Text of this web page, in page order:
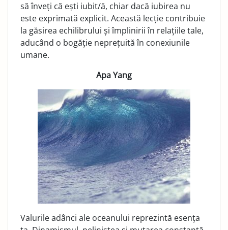
să înveți că ești iubit/ă, chiar dacă iubirea nu
este exprimată explicit. Această lecție contribuie
la găsirea echilibrului și împlinirii în relațiile tale,
aducând o bogăție neprețuită în conexiunile
umane.
Apa Yang
Valurile adânci ale oceanului reprezintă esența